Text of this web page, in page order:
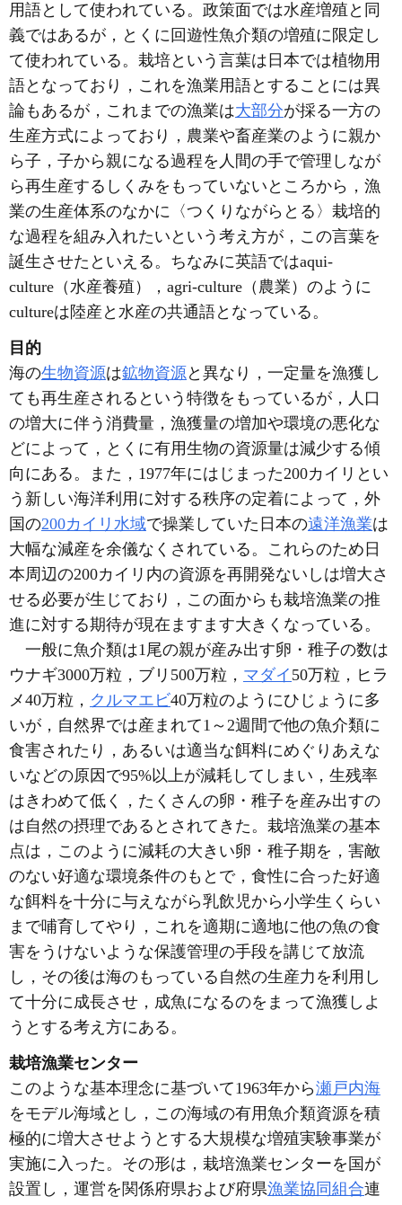
用語として使われている。政策面では水産増殖と同
義ではあるが，とくに回遊性魚介類の増殖に限定し
て使われている。栽培という言葉は日本では植物用
語となっており，これを漁業用語とすることには異
論もあるが，これまでの漁業は大部分が採る一方の
生産方式によっており，農業や畜産業のように親か
ら子，子から親になる過程を人間の手で管理しなが
ら再生産するしくみをもっていないところから，漁
業の生産体系のなかに〈つくりながらとる〉栽培的
な過程を組み入れたいという考え方が，この言葉を
誕生させたといえる。ちなみに英語ではaqui-
culture（水産養殖），agri-culture（農業）のように
cultureは陸産と水産の共通語となっている。
目的
海の生物資源は鉱物資源と異なり，一定量を漁獲し
ても再生産されるという特徴をもっているが，人口
の増大に伴う消費量，漁獲量の増加や環境の悪化な
どによって，とくに有用生物の資源量は減少する傾
向にある。また，1977年にはじまった200カイリとい
う新しい海洋利用に対する秩序の定着によって，外
国の200カイリ水域で操業していた日本の遠洋漁業は
大幅な減産を余儀なくされている。これらのため日
本周辺の200カイリ内の資源を再開発ないしは増大さ
せる必要が生じており，この面からも栽培漁業の推
進に対する期待が現在ますます大きくなっている。
一般に魚介類は1尾の親が産み出す卵・稚子の数は
ウナギ3000万粒，ブリ500万粒， マダイ 50万粒，ヒラ
メ40万粒， クルマエビ40万粒のようにひじょうに多
いが，自然界では産まれて1～2週間で他の魚介類に
食害されたり，あるいは適当な餌料にめぐりあえな
いなどの原因で95%以上が減耗してしまい，生残率
はきわめて低く，たくさんの卵・稚子を産み出すの
は自然の摂理であるとされてきた。栽培漁業の基本
点は，このように減耗の大きい卵・稚子期を，害敵
のない好適な環境条件のもとで，食性に合った好適
な餌料を十分に与えながら乳飲児から小学生くらい
まで哺育してやり，これを適期に適地に他の魚の食
害をうけないような保護管理の手段を講じて放流
し，その後は海のもっている自然の生産力を利用し
て十分に成長させ，成魚になるのをまって漁獲しよ
うとする考え方にある。
栽培漁業センター
このような基本理念に基づいて1963年から瀬戸内海
をモデル海域とし，この海域の有用魚介類資源を積
極的に増大させようとする大規模な増殖実験事業が
実施に入った。その形は，栽培漁業センターを国が
設置し，運営を関係府県および府県漁業協同組合連